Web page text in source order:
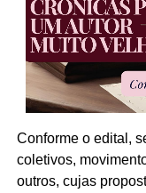
Conforme o edital,
coletivos,
outros, cujas